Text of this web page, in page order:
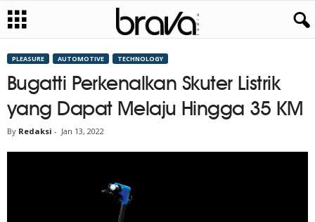
PLEASURE AUTOMOTIVE TECHNOLOGY
Bugatti Perkenalkan Skuter Listrik
yang Dapat Melaju Hingga 35 KM
By Redaksi - Jan 13, 2022